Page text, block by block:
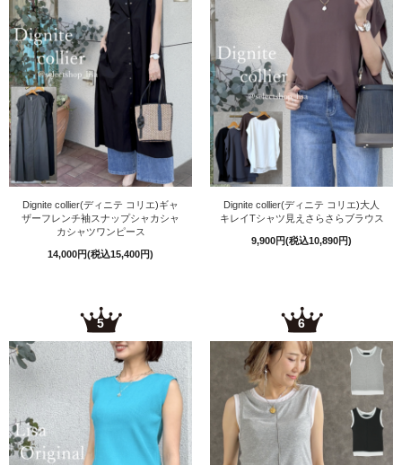
Dignite collier(ディニテ コリエ)ギャ
ザーフレンチ袖スナップシャカシャ
カシャツワンピース
14,000円(税込15,400円)
Dignite collier(ディニテ コリエ)大人
キレイTシャツ見えさらさらブラウス
9,900円(税込10,890円)
5 6